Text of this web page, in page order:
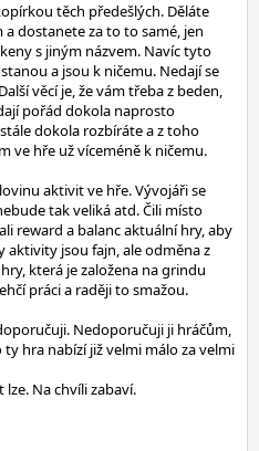
těch předešlých. Děláte
dostanete za to to samé, jen
s jiným názvem. Navíc tyto
a jsou k ničemu. Nedají se
věcí je, že vám třeba z beden,
pořád dokola naprosto
dokola rozbíráte a z toho
ve hře už víceméně k ničemu.
aktivit ve hře. Vývojáři se
tak veliká atd. Čili místo
reward a balanc aktuální hry, aby
aktivity jsou fajn, ale odměna z
která je založena na grindu
práci a raději to smažou.
Nedoporučuji ji hráčům,
hra nabízí již velmi málo za velmi
Na chvíli zabaví.